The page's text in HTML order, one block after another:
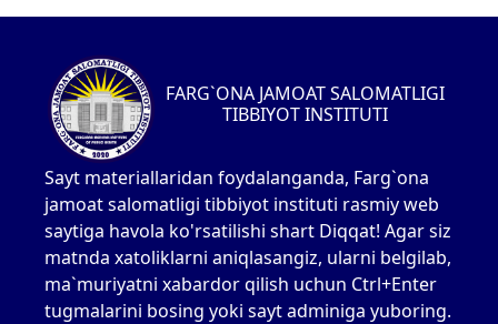
FARG`ONA JAMOAT SALOMATLIGI
TIBBIYOT INSTITUTI
Sayt materiallaridan foydalanganda, Farg`ona
jamoat salomatligi tibbiyot instituti rasmiy web
saytiga havola ko'rsatilishi shart Diqqat! Agar siz
matnda xatoliklarni aniqlasangiz, ularni belgilab,
ma`muriyatni xabardor qilish uchun Ctrl+Enter
tugmalarini bosing yoki sayt adminiga yuboring.